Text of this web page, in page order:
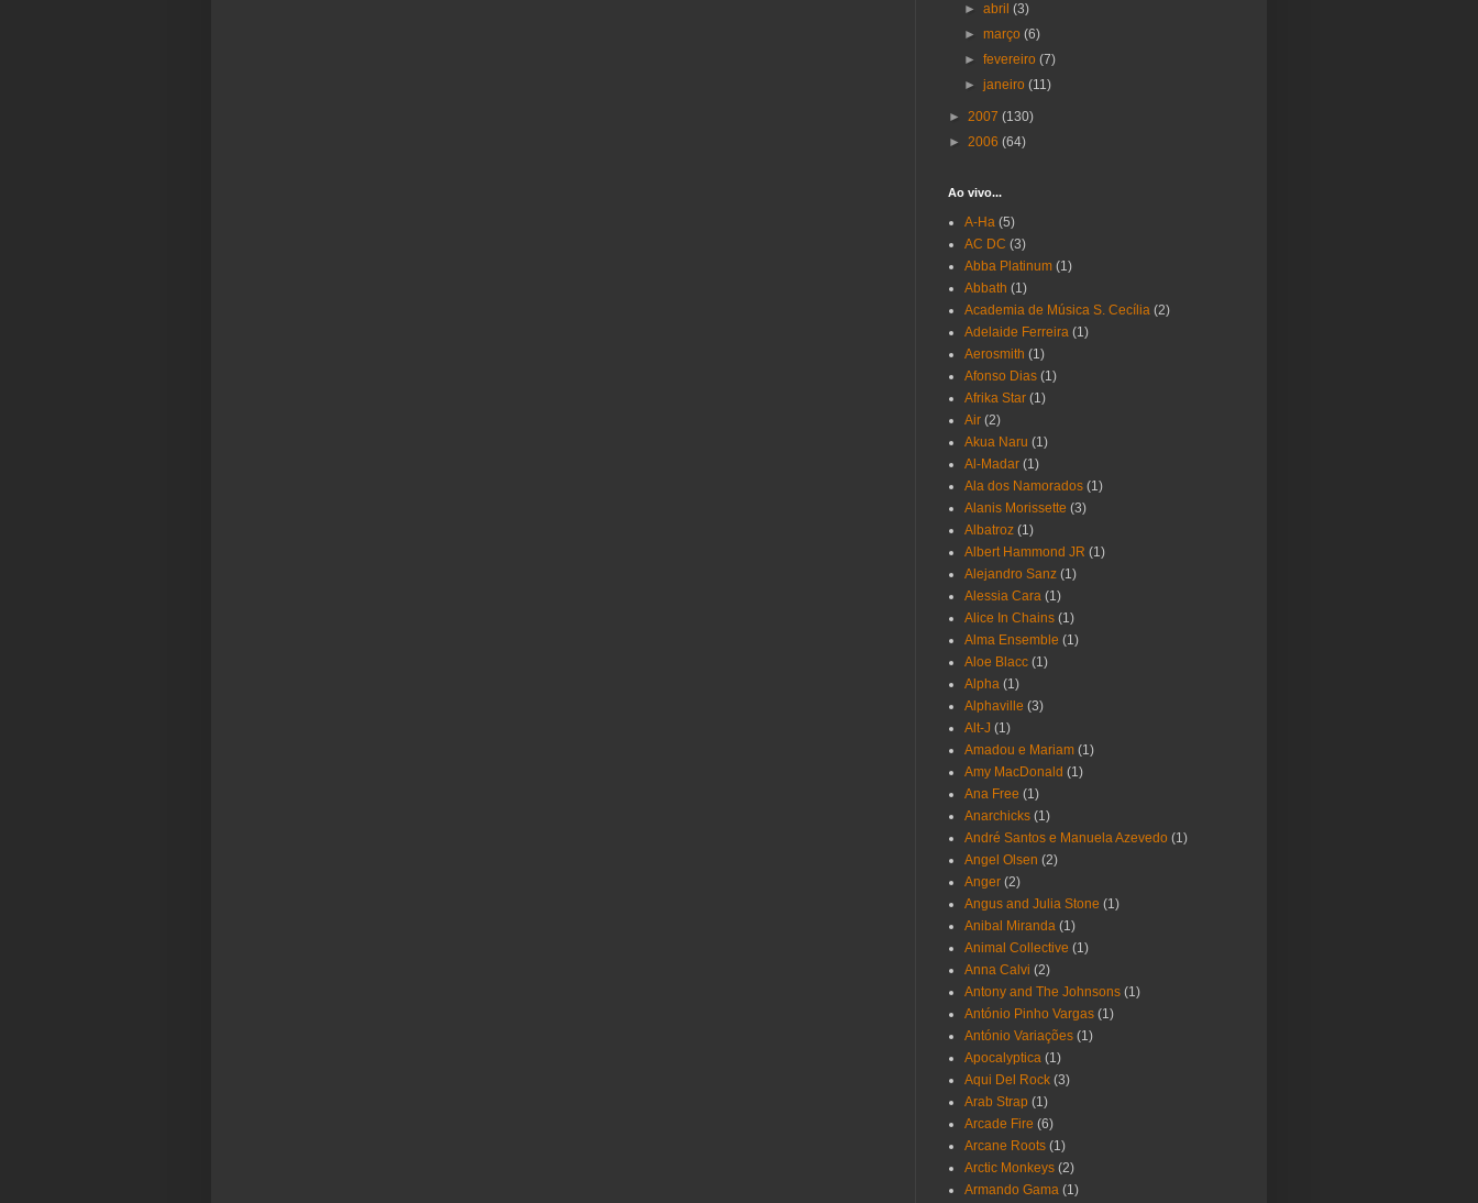
►abril(3)
►março(6)
►fevereiro(7)
►janeiro(11)
► 2007 (130)
► 2006 (64)
Ao vivo...
A-Ha (5)
AC DC (3)
Abba Platinum (1)
Abbath (1)
Academia de Música S. Cecília (2)
Adelaide Ferreira (1)
Aerosmith (1)
Afonso Dias (1)
Afrika Star (1)
Air (2)
Akua Naru (1)
Al-Madar (1)
Ala dos Namorados (1)
Alanis Morissette (3)
Albatroz (1)
Albert Hammond JR (1)
Alejandro Sanz (1)
Alessia Cara (1)
Alice In Chains (1)
Alma Ensemble (1)
Aloe Blacc (1)
Alpha (1)
Alphaville (3)
Alt-J (1)
Amadou e Mariam (1)
Amy MacDonald (1)
Ana Free (1)
Anarchicks (1)
André Santos e Manuela Azevedo (1)
Angel Olsen (2)
Anger (2)
Angus and Julia Stone (1)
Anibal Miranda (1)
Animal Collective (1)
Anna Calvi (2)
Antony and The Johnsons (1)
António Pinho Vargas (1)
António Variações (1)
Apocalyptica (1)
Aqui Del Rock (3)
Arab Strap (1)
Arcade Fire (6)
Arcane Roots (1)
Arctic Monkeys (2)
Armando Gama (1)